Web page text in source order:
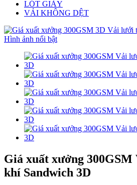
LÓT GIÀY
VẢI KHÔNG DỆT
Giá xuất xưởng
khí Sandwich 3D